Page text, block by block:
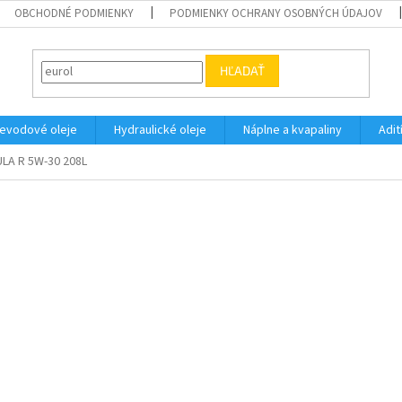
OBCHODNÉ PODMIENKY PODMIENKY OCHRANY OSOBNÝCH ÚDAJOV
HĽADAŤ
oleje Hydraulické oleje Náplne a kvapaliny
R 5W-30 208L